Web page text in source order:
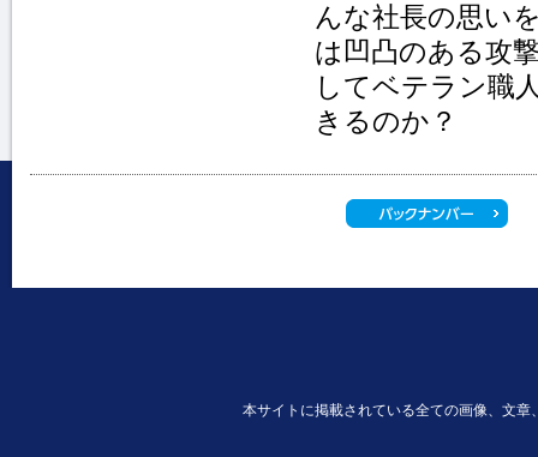
んな社長の思い
は凹凸のある攻
してベテラン職
きるのか？
本サイトに掲載されている全ての画像、文